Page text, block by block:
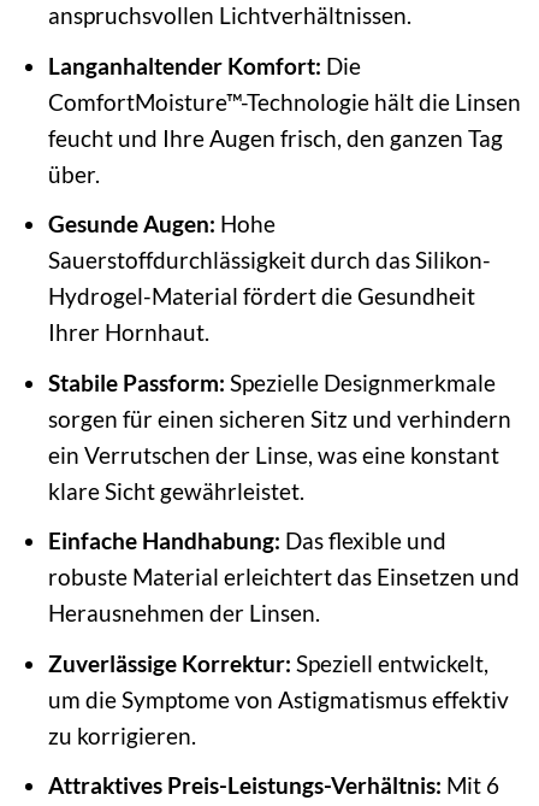
anspruchsvollen Lichtverhältnissen.
Langanhaltender Komfort: Die
ComfortMoisture™-Technologie hält die Linsen
feucht und Ihre Augen frisch, den ganzen Tag
über.
Gesunde Augen: Hohe
Sauerstoffdurchlässigkeit durch das Silikon-
Hydrogel-Material fördert die Gesundheit
Ihrer Hornhaut.
Stabile Passform: Spezielle Designmerkmale
sorgen für einen sicheren Sitz und verhindern
ein Verrutschen der Linse, was eine konstant
klare Sicht gewährleistet.
Einfache Handhabung: Das flexible und
robuste Material erleichtert das Einsetzen und
Herausnehmen der Linsen.
Zuverlässige Korrektur: Speziell entwickelt,
um die Symptome von Astigmatismus effektiv
zu korrigieren.
Attraktives Preis-Leistungs-Verhältnis: Mit 6